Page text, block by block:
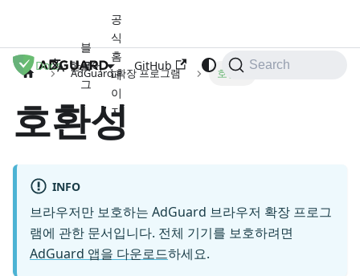
Docs
블
로
그
공
식
홈
페
이
지
한국어 GitHub Search
AdGuard 확장 프로그램 호환성
호환성
INFO
브라우저만 보호하는 AdGuard 브라우저 확장 프로그
램에 관한 문서입니다. 전체 기기를 보호하려면
AdGuard 앱을 다운로드하세요.